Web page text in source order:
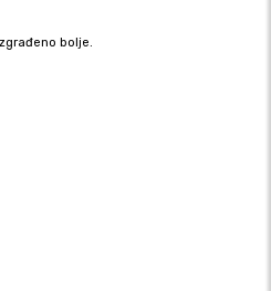
bolje.